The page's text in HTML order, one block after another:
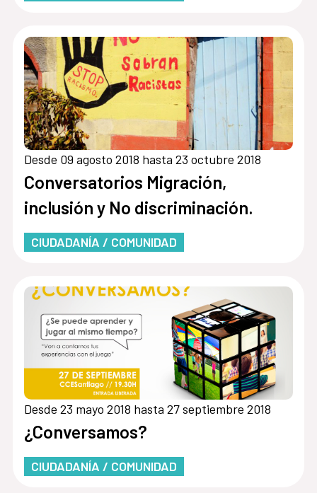
Desde 09 agosto 2018 hasta 23 octubre 2018
Conversatorios Migración,
inclusión y No discriminación.
CIUDADANÍA / COMUNIDAD
Desde 23 mayo 2018 hasta 27 septiembre 2018
¿Conversamos?
CIUDADANÍA / COMUNIDAD